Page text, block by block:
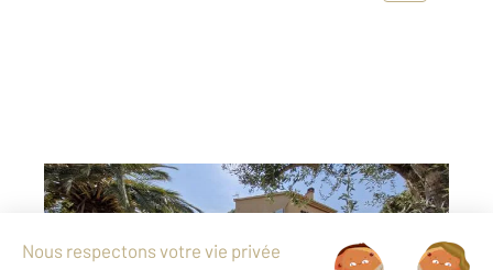
LE LAVANDOU 83
163 m2, 5 pièces